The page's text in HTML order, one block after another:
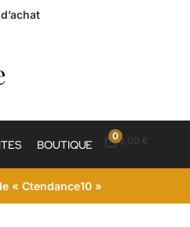
BOUTIQUE
00,00 €
« Ctendance10 »